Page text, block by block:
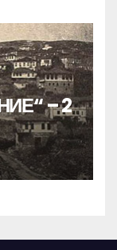
– 2